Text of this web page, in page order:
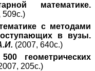
математике.
509с.)
с методами
в вузы.
(2007, 640с.)
геометрических
205с.)